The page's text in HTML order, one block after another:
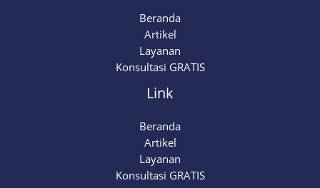
Beranda
Artikel
Layanan
Konsultasi GRATIS
Link
Beranda
Artikel
Layanan
Konsultasi GRATIS